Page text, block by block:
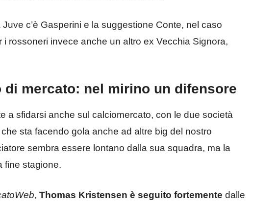
c’è Gasperini e la suggestione Conte, nel caso
rossoneri invece anche un altro ex Vecchia Signora,
di mercato: nel mirino un difensore
a sfidarsi anche sul calciomercato, con le due società
che sta facendo gola anche ad altre big del nostro
sembra essere lontano dalla sua squadra, ma la
fine stagione.
, Thomas Kristensen è seguito fortemente dalle